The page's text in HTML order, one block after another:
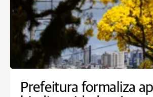
Prefeitura formaliza